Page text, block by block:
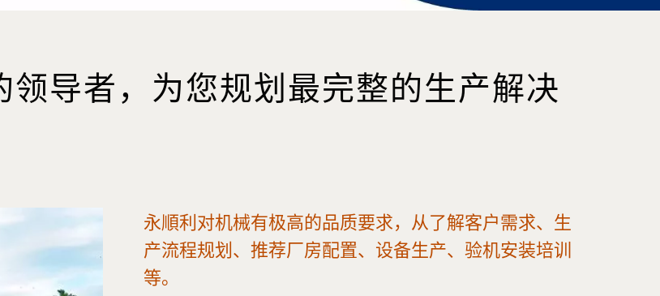
导者，为您规划最完整的生产解决
永順利对机械有极高的品质要求，从了解客户需求、生
产流程规划、推荐厂房配置、设备生产、验机安装培训
等。